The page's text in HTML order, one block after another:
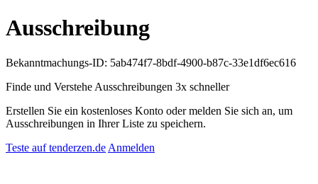
Ausschreibung
Bekanntmachungs-ID: 5ab474f7-8bdf-4900-b87c-33e1df6ec616
Finde und Verstehe Ausschreibungen 3x schneller
Erstellen Sie ein kostenloses Konto oder melden Sie sich an, um
Ausschreibungen in Ihrer Liste zu speichern.
Teste auf tenderzen.de Anmelden